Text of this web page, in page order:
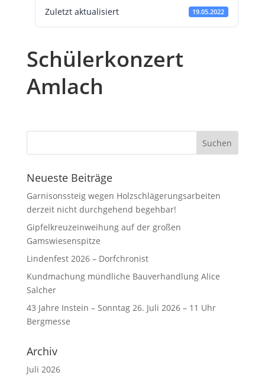
Zuletzt aktualisiert 19.05.2022
Schülerkonzert
Amlach
Neueste Beiträge
Garnisonssteig wegen Holzschlägerungsarbeiten
derzeit nicht durchgehend begehbar!
Gipfelkreuzeinweihung auf der großen
Gamswiesenspitze
Lindenfest 2026 – Dorfchronist
Kundmachung mündliche Bauverhandlung Alice
Salcher
43 Jahre Instein – Sonntag 26. Juli 2026 – 11 Uhr
Bergmesse
Archiv
Juli 2026